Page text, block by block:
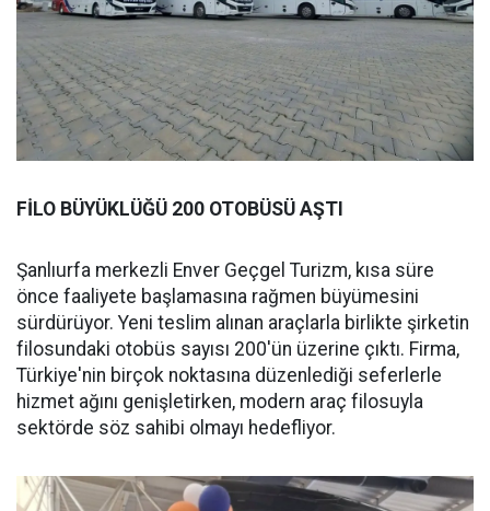
FİLO BÜYÜKLÜĞÜ 200 OTOBÜSÜ AŞTI
Şanlıurfa merkezli Enver Geçgel Turizm, kısa süre
önce faaliyete başlamasına rağmen büyümesini
sürdürüyor. Yeni teslim alınan araçlarla birlikte şirketin
filosundaki otobüs sayısı 200'ün üzerine çıktı. Firma,
Türkiye'nin birçok noktasına düzenlediği seferlerle
hizmet ağını genişletirken, modern araç filosuyla
sektörde söz sahibi olmayı hedefliyor.